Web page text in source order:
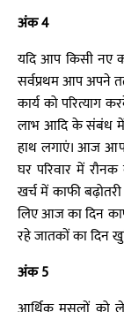
अंक 4
यदि आप किसी नए
सर्वप्रथम आप अपने
कार्य को परित्याग
लाभ आदि के संबंध में
हाथ लगाएं। आज
घर परिवार में
खर्च में काफी
लिए आज का दिन
रहे जातकों का दिन
अंक 5